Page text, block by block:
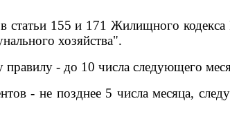
155 и 171 Жилищного кодекса
хозяйства".
- до 10 числа следующего
- не позднее 5 числа месяца,